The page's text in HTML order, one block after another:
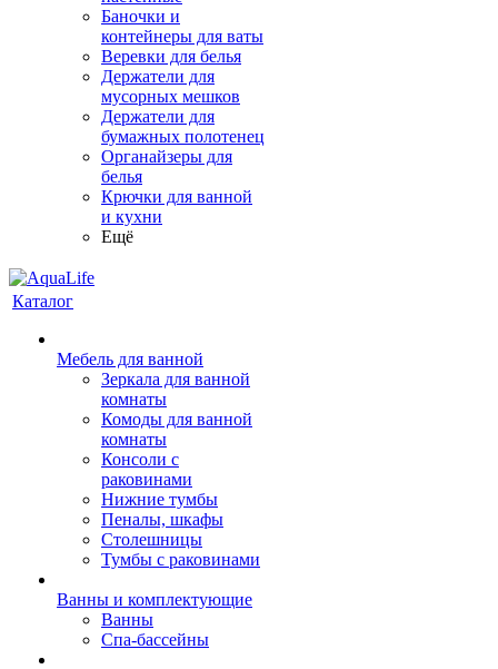
Баночки и
контейнеры для ваты
Веревки для белья
Держатели для
мусорных мешков
Держатели для
бумажных полотенец
Органайзеры для
белья
Крючки для ванной
и кухни
Ещё
Каталог
Мебель для ванной
Зеркала для ванной
комнаты
Комоды для ванной
комнаты
Консоли с
раковинами
Нижние тумбы
Пеналы, шкафы
Столешницы
Тумбы с раковинами
Ванны и комплектующие
Ванны
Спа-бассейны